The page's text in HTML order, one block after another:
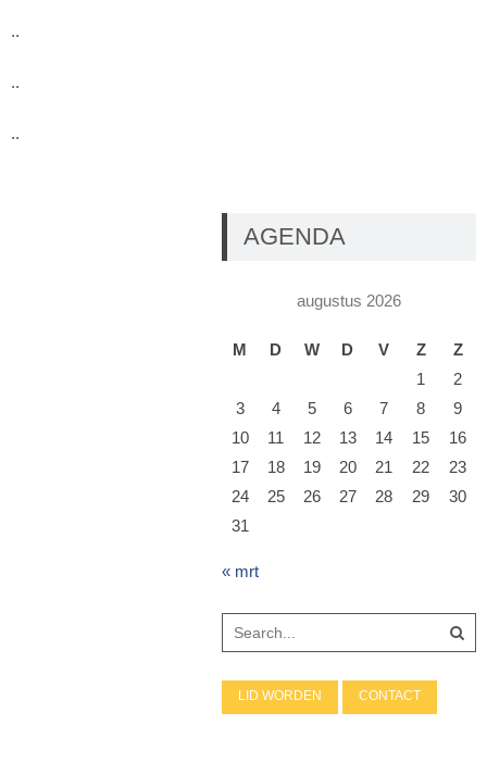
..
..
..
AGENDA
augustus 2026
M D W D V Z
Z
1
2
3
4 5 6 7 8
9
10
11 12 13 14 15
16
17
18 19 20 21 22
23
24
25 26 27 28 29
30
31
« mrt
LID WORDEN CONTACT